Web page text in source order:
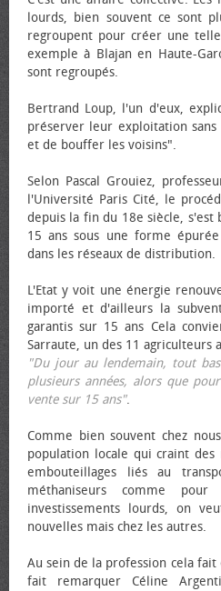
lourds, bien souvent ce sont
regroupent pour créer une
exemple à Blajan en Haute-
sont regroupés.
Bertrand Loup, l'un d'eux,
préserver leur exploitation
et de bouffer les voisins".
Selon Pascal Grouiez,
l'Université Paris Cité, le
depuis la fin du 18e siècle, s'est
15 ans sous une forme
dans les réseaux de distribution.
L'Etat y voit une énergie
importé et d'ailleurs la
garantis sur 15 ans Cela
Sarraute, un des 11 agriculteurs
"Du jour au lendemain, tout
plusieurs années, alors que
vente sur 15 ans".
Comme bien souvent chez
population locale qui craint des
embouteillages liés au
méthaniseurs comme
investissements lourds, on
nouvelles mais chez les autres.
Au sein de la profession cela
fait remarquer Céline